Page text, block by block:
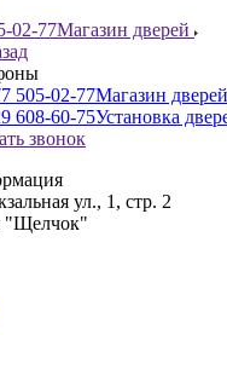
02-77Магазин дверей
505-02-77Магазин дверей
608-60-75Установка
звонок
ул., 1, стр. 2
"Щелчок"